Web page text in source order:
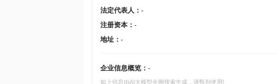
法定代表人 ： -
注册资本： -
地址： -
企业信息概览： -
如上信息由AI大模型全网搜索生成，请甄别使用!